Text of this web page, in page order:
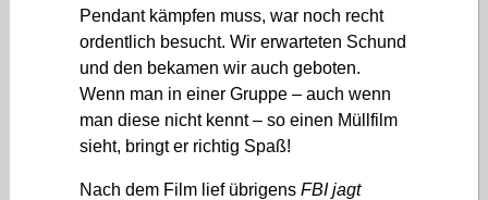
Pendant kämpfen muss, war noch recht
ordentlich besucht. Wir erwarteten Schund
und den bekamen wir auch geboten.
Wenn man in einer Gruppe – auch wenn
man diese nicht kennt – so einen Müllfilm
sieht, bringt er richtig Spaß!
Nach dem Film lief übrigens FBI jagt